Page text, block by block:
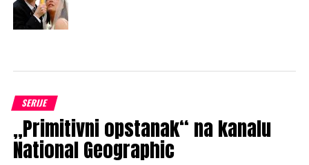
SERIJE
„Primitivni opstanak“ na kanalu
National Geographic